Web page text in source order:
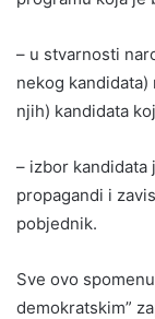
– u stvarnosti
nekog
njih) kandidata
– izbor kandidata
propagandi i
pobjednik.
Sve ovo
demokratskim”